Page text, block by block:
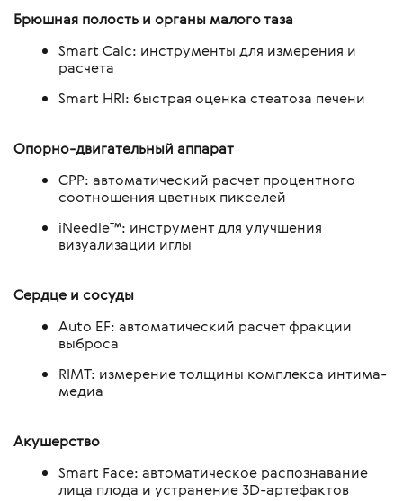
Брюшная полость и органы малого таза
Smart Calc: инструменты для измерения и
расчета
Smart HRI: быстрая оценка стеатоза печени
Опорно-двигательный аппарат
CPP: автоматический расчет процентного
соотношения цветных пикселей
iNeedle™: инструмент для улучшения
визуализации иглы
Сердце и сосуды
Auto EF: автоматический расчет фракции
выброса
RIMT: измерение толщины комплекса интима-
медиа
Акушерство
Smart Face: автоматическое распознавание
лица плода и устранение 3D-артефактов